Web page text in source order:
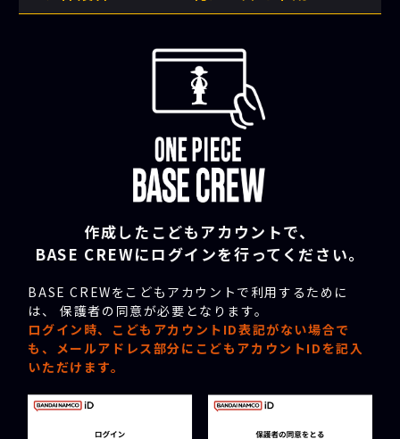
作成したこどもアカウントで、
BASE CREWにログインを行ってください。
BASE CREWをこどもアカウントで利用するために
は、 保護者の同意が必要となります。
ログイン時、こどもアカウントID表記がない場合で
も、メールアドレス部分にこどもアカウントIDを記入
いただけます。